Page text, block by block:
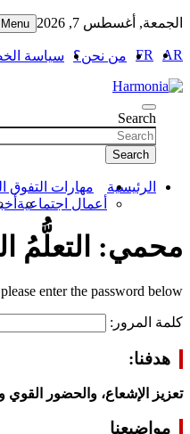
الجمعة, أغسطس 7, 2026
AR
FR من نحن؟ سياسة
Harmonia
نرعى قيم الماضي ونراهن على
Search
Search
الرئيسية
مهارات التفوق
أعمال اجتماعية
محمي: التعلُّمُ
enter the password below.
كلمة المرور:
هدفنا:
تعزيز الإشعاع، والحضور القوي
مواضيعنا